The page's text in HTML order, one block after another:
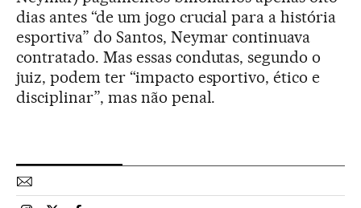
dias antes “de um jogo crucial para a história
esportiva” do Santos, Neymar continuava
contratado. Mas essas condutas, segundo o
juiz, podem ter “impacto esportivo, ético e
disciplinar”, mas não penal.